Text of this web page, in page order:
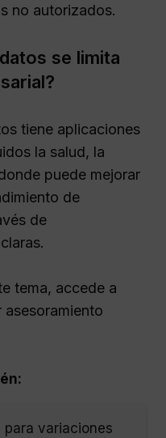
no autorizados.
se limita
tiene aplicaciones
la salud, la
puede mejorar
de
de
tema, accede a
asesoramiento
para variaciones